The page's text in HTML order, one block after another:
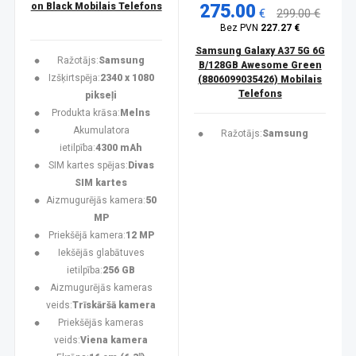
on Black Mobilais Telefons
Ražotājs:Samsung
Izšķirtspēja:2340 x 1080
pikseļi
Produkta krāsa: Melns
Akumulatora
ietilpība:4300 mAh
SIM kartes spējas: Divas
SIM kartes
Aizmugurējās kamera:50
MP
Priekšējā kamera:12 MP
Iekšējās glabātuves
ietilpība:256 GB
Aizmugurējās kameras
veids:Trīskāršā kamera
Priekšējās kameras
veids:Viena kamera
275.00 € 299.00 €
Bez PVN 227.27 €
Samsung Galaxy A37 5G 6G
B/128GB Awesome Green
(8806099035426) Mobilais
Telefons
Ražotājs:Samsung